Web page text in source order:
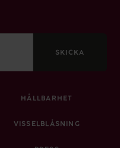
SKICKA
HÅLLBARHET
VISSELBLÅSNING